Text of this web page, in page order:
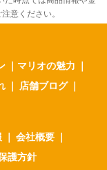
意ください。
｜ マリオの魅力 ｜
｜ 店舗ブログ ｜
｜ 会社概要 ｜
護方針